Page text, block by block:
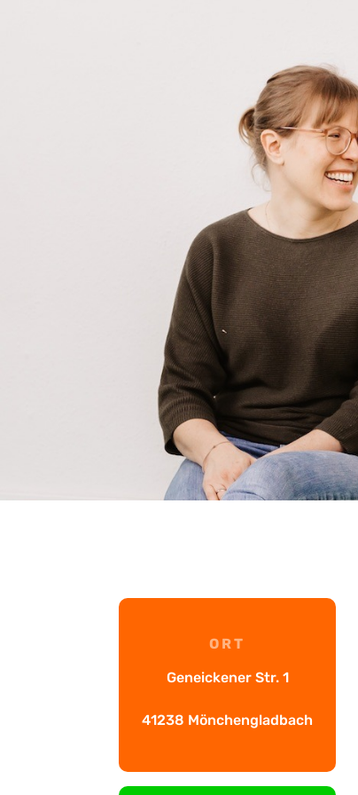
ORT
Geneickener Str. 1
41238 Mönchengladbach